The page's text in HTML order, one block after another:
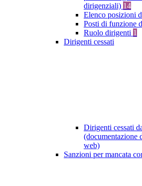
dirigenziali) 14
Elenco posizioni
Posti di funzione
Ruolo dirigenti 1
Dirigenti cessati
Dirigenti cessati
(documentazione
web)
Sanzioni per mancata